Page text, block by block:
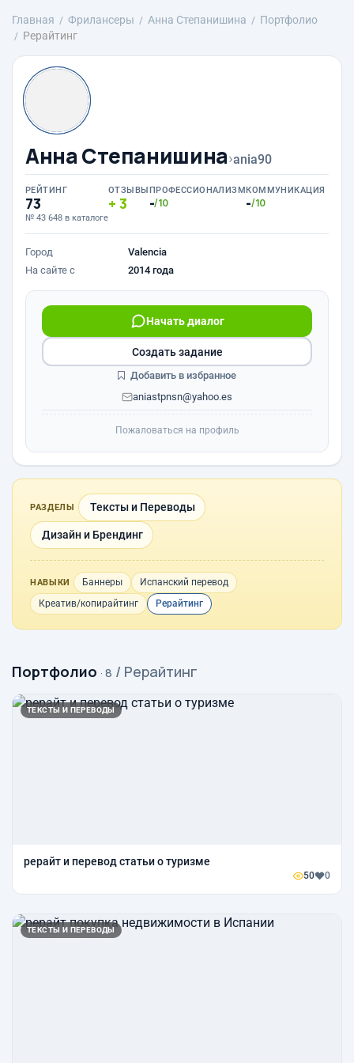
Главная Фрилансеры Анна Степанишина
Портфолио
Рерайтинг
Анна Степанишина›ania90
РЕЙТИНГ
73
№ 43 648 в каталоге
ОТЗЫВЫ
3
ПРОФЕССИОНАЛИЗМ
-/10
КОММУНИКАЦИЯ
-/10
Город
Valencia
На сайте с
2014 года
Начать диалог
aniastpnsn@yahoo.es
Создать задание
Добавить в избранное
Пожаловаться на профиль
РАЗДЕЛЫ Тексты и Переводы
Дизайн и Брендинг
НАВЫКИ Баннеры
Испанский перевод
Креатив/копирайтинг
Рерайтинг
Портфолио · 8 / Рерайтинг
ТЕКСТЫ И ПЕРЕВОДЫ
рерайт и перевод статьи о туризме
50 0
ТЕКСТЫ И ПЕРЕВОДЫ